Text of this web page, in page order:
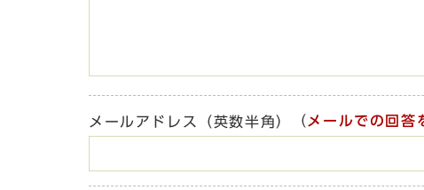
メールアドレス（英数半角） （ メールでの回答